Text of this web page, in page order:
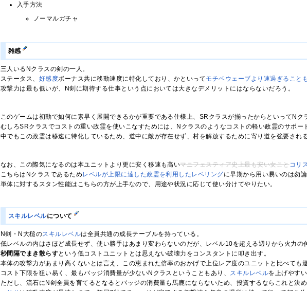
入手方法
ノーマルガチャ
雑感
三人いるNクラスの剣の一人。
ステータス、 好感度ボーナス共に移動速度に特化しており、かといってモチベウェーブより速過ぎること
攻撃力は最も低いが、N剣に期待する仕事という点においては大きなデメリットにはならないだろう。
このゲームは初動で如何に素早く展開できるかが重要である仕様上、SRクラスが揃ったからといってNク
むしろSRクラスでコストの重い政霊を使いこなすためには、Nクラスのようなコストの軽い政霊のサポー
中でもこの政霊は移速に特化しているため、道中に敵が存在せず、村を解放するために寄り道を強要され
なお、この際気になるのは本ユニットより更に安く移速も高いマニフェスティア史上最も安い女ことコリ
こちらはNクラスであるためレベルが上限に達した政霊を利用したレベリングに早期から用い易いのは勿論
単体に対するスタン性能はこちらの方が上手なので、用途や状況に応じて使い分けてやりたい。
スキルレベルについて
N剣・N大槌のスキルレベルは全員共通の成長テーブルを持っている。
低レベルの内はさほど成長せず、使い勝手はあまり変わらないのだが、レベル10を超える辺りから火力の
秒間隔でまき散らすという低コストユニットとは思えない破壊力をコンスタントに叩き出す。
本体の攻撃力があまり高くないとは言え、この恵まれた倍率のおかげで上位レア度のユニットと比べても
コスト下限を狙い易く、最もバッジ消費量が少ないNクラスということもあり、 スキルレベルを上げやす
ただし、流石にN剣全員を育てるとなるとバッジの消費量も馬鹿にならないため、投資するならこれと決